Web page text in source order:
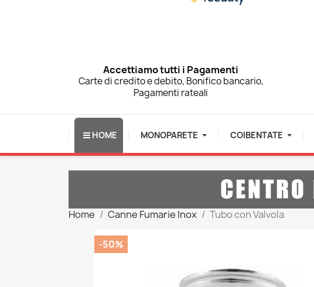
Accettiamo tutti i Pagamenti
Carte di credito e debito, Bonifico bancario,
Pagamenti rateali
HOME MONOPARETE COIBENTATE
Home Canne Fumarie Inox Tubo con Valvola
-50%